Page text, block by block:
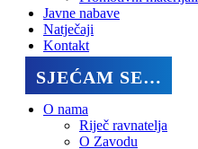
Javne nabave
Natječaji
Kontakt
SJEĆAM SE…
O nama
Riječ ravnatelja
O Zavodu